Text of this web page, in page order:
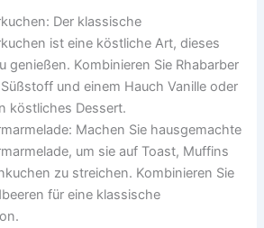
Der klassische
ist eine köstliche Art, dieses
genießen. Kombinieren Sie Rhabarber
und einem Hauch Vanille oder
köstliches Dessert.
Machen Sie hausgemachte
um sie auf Toast, Muffins
zu streichen. Kombinieren Sie
für eine klassische